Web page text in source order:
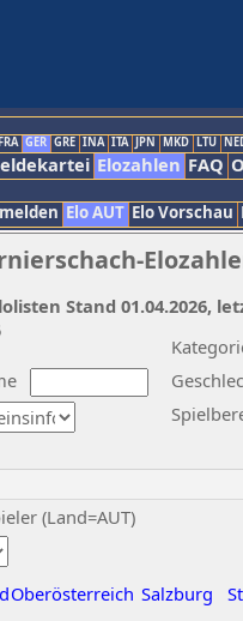
GER GRE INA ITA JPN MKD LTU
Elozahlen FAQ
Elo AUT Elo Vorschau
(Land=AUT)
Oberösterreich Salzburg
Stand 01.04.2026,